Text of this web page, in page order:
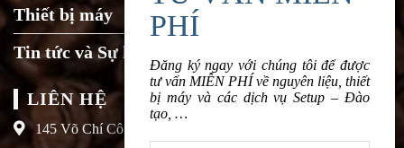
Thiết bị máy
Tin tức và Sự kiện
LIÊN HỆ
145 Võ Chí Công, Xuân La, Tây Hồ, Hà Nội
Đăng ký ngay với chúng tôi để được
tư vấn MIỄN PHÍ về nguyên liệu, thiết
bị máy và các dịch vụ Setup – Đào
tạo, …